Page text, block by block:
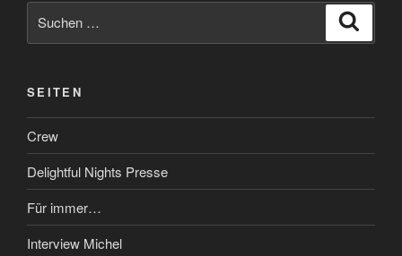
nach:
SEITEN
Crew
Delightful Nights Presse
Für immer…
Interview Michel